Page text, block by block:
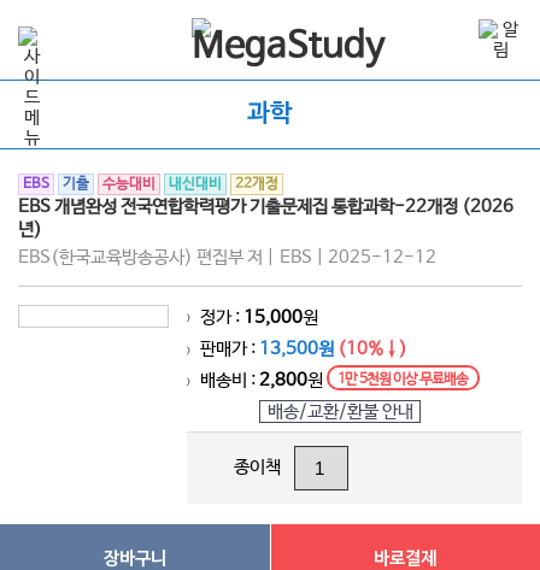
과학
EBS 기출 수능대비 내신대비 22개정
EBS 개념완성 전국연합학력평가 기출문제집 통합과학-22개정 (2026
년)
EBS(한국교육방송공사) 편집부 저 | EBS | 2025-12-12
> 정가 : 15,000원
> 판매가 : 13,500원 (10%↓)
> 배송비 :2,800원 1만 5천원 이상 무료배송
배송/교환/환불 안내
종이책
장바구니 바로결제